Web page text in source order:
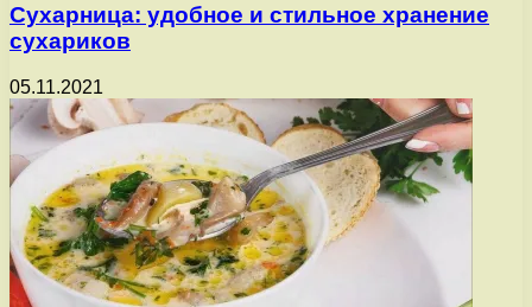
Сухарница: удобное и стильное хранение
сухариков
05.11.2021